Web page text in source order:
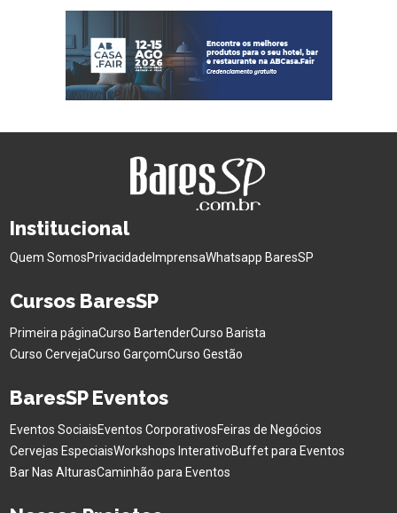
Institucional
Quem SomosPrivacidade ImprensaWhatsapp BaresSP
Cursos BaresSP
Primeira páginaCurso BartenderCurso Barista
Curso CervejaCurso GarçomCurso Gestão
BaresSP Eventos
Eventos SociaisEventos CorporativosFeiras de Negócios
Cervejas EspeciaisWorkshops InterativoBuffet para Eventos
Bar Nas AlturasCaminhão para Eventos